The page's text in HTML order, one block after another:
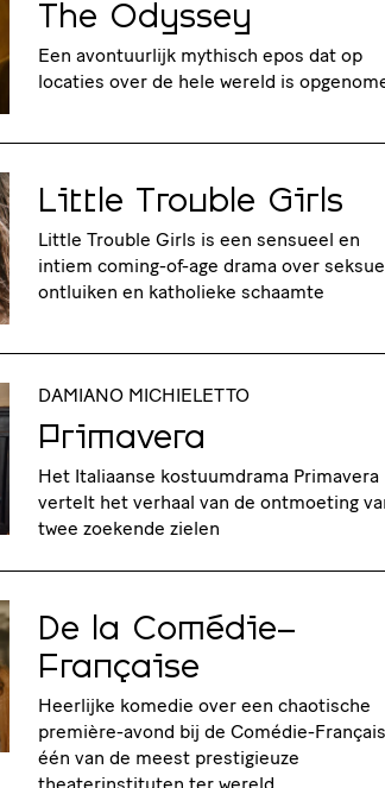
The Odyssey
Een avontuurlijk mythisch epos dat op
locaties over de hele wereld is
Little Trouble Girls
Little Trouble Girls is een sensueel en
intiem coming-of-age drama over
ontluiken en katholieke schaamte
Primavera
DAMIANO MICHIELETTO
Het Italiaanse kostuumdrama Primavera
vertelt het verhaal van de ontmoeting
twee zoekende zielen
De la Comédie-
Française
Heerlijke komedie over een chaotische
première-avond bij de Comédie-
één van de meest prestigieuze